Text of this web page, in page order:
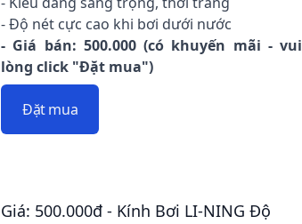
- Độ nét cực cao khi bơi dưới nước
- Giá bán: 500.000 (có khuyến mãi - vui
lòng click "Đặt mua")
Đặt mua
Giá: 500.000đ - Kính Bơi LI-NING Độ